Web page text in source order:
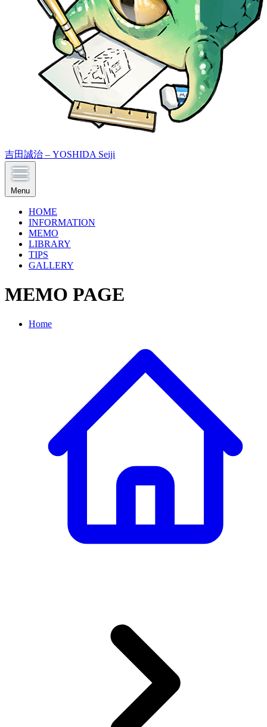
吉田誠治 – YOSHIDA Seiji
Menu
HOME
INFORMATION
MEMO
LIBRARY
TIPS
GALLERY
MEMO PAGE
Home